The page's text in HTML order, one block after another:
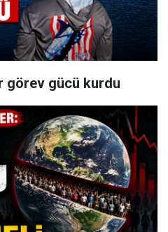
görev gücü kurdu